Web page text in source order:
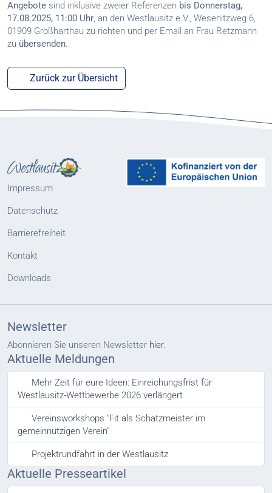
Angebote sind inklusive zweier Referenzen bis Donnerstag,
17.08.2025, 11:00 Uhr, an den Westlausitz e.V., Wesenitzweg 6,
01909 Großharthau zu richten und per Email an Frau Retzmann
zu übersenden.
Zurück zur Übersicht
Impressum
Datenschutz
Barrierefreiheit
Kontakt
Downloads
Newsletter
Abonnieren Sie unseren Newsletter hier.
Aktuelle Meldungen
Mehr Zeit für eure Ideen: Einreichungsfrist für
Westlausitz-Wettbewerbe 2026 verlängert
Vereinsworkshops "Fit als Schatzmeister im
gemeinnützigen Verein"
Projektrundfahrt in der Westlausitz
Aktuelle Presseartikel